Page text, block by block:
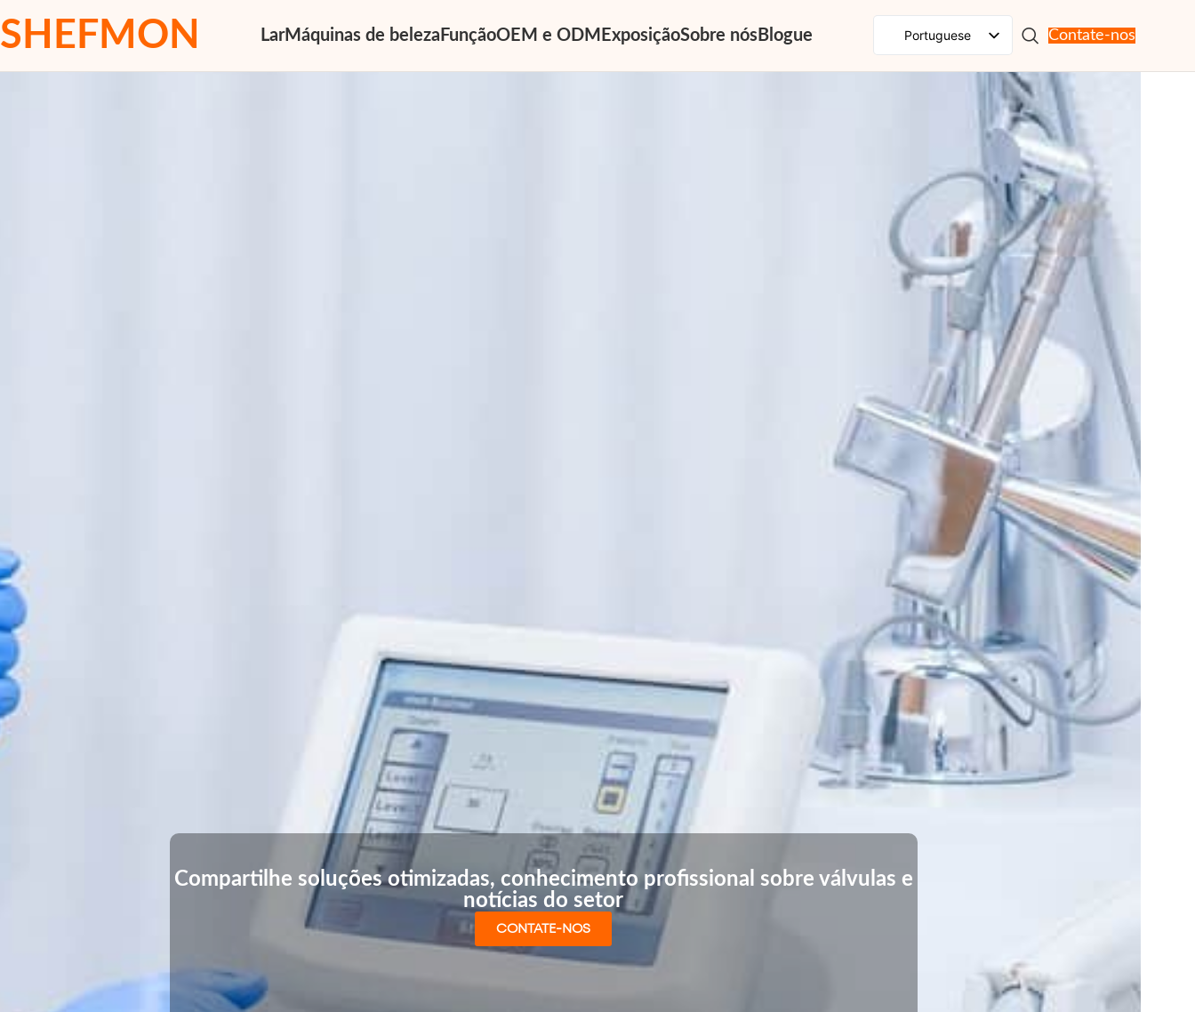
SHEFMON LarMáquinas de beleza FunçãoOEM e ODM ExposiçãoSobre nósBlogue
Portuguese
Japanese
German
Korean
Italian
Contate-nos
Compartilhe soluções otimizadas, conhecimento profissional sobre válvulas e
notícias do setor
CONTATE-NOS